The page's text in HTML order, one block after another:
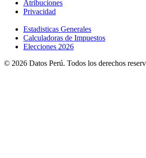
Atribuciones
Privacidad
Estadisticas Generales
Calculadoras de Impuestos
Elecciones 2026
© 2026 Datos Perú. Todos los derechos